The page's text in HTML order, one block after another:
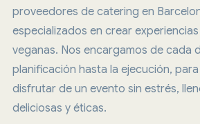
proveedores de catering en
especializados en crear
veganas. Nos encargamos de cada
planificación hasta la ejecución,
disfrutar de un evento sin estrés,
deliciosas y éticas.